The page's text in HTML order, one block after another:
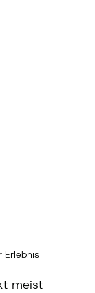
Erlebnis
meist